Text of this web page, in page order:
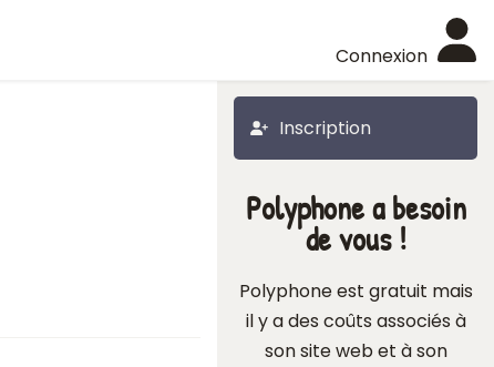
Connexion
Inscription
Polyphone a besoin
de vous !
Polyphone est gratuit mais
il y a des coûts associés à
son site web et à son